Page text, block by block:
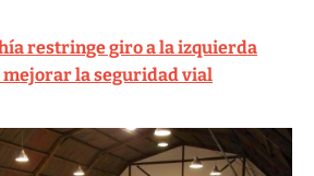
restringe giro a la izquierda
mejorar la seguridad vial